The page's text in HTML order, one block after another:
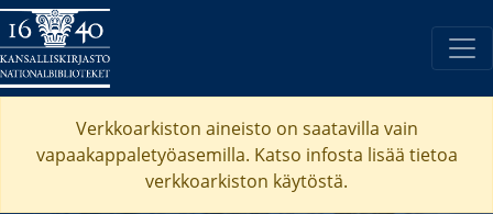
Verkkoarkiston aineisto on saatavilla vain
vapaakappaletyöasemilla. Katso infosta lisää tietoa
verkkoarkiston käytöstä.